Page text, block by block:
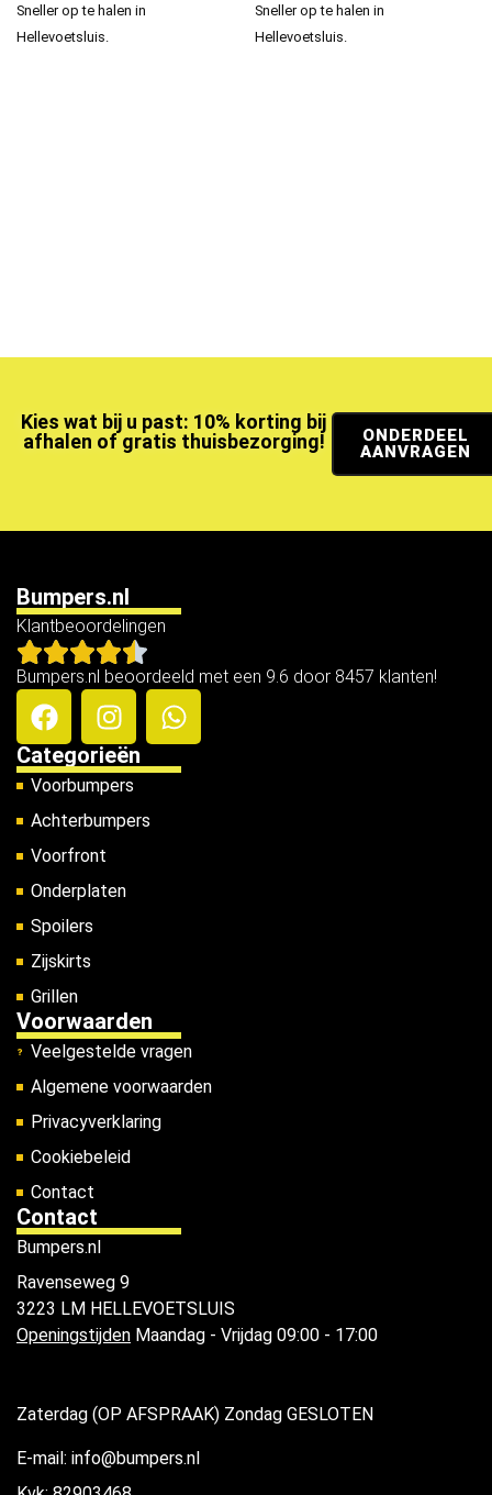
Sneller op te halen in
Hellevoetsluis.
Sneller op te halen in
Hellevoetsluis.
Kies wat bij u past: 10% korting bij
afhalen of gratis thuisbezorging!
ONDERDEEL
AANVRAGEN
Bumpers.nl
Klantbeoordelingen
Bumpers.nl beoordeeld met een 9.6 door 8457 klanten!
Categorieën
Voorbumpers
Achterbumpers
Voorfront
Onderplaten
Spoilers
Zijskirts
Grillen
Voorwaarden
Veelgestelde vragen
Algemene voorwaarden
Privacyverklaring
Cookiebeleid
Contact
Contact
Bumpers.nl
Ravenseweg 9
3223 LM HELLEVOETSLUIS
Openingstijden Maandag - Vrijdag 09:00 - 17:00
Zaterdag (OP AFSPRAAK) Zondag GESLOTEN
E-mail: info@bumpers.nl